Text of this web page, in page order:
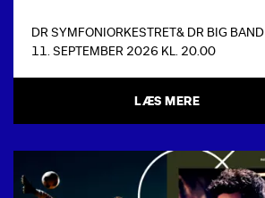
DR SYMFONIORKESTRET& DR BIG BAND
11. SEPTEMBER 2026 KL. 20.00
LÆS MERE